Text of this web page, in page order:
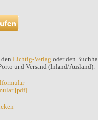
Lichtig-Verlag oder den
und Versand (Inland/Ausland).
[pdf]